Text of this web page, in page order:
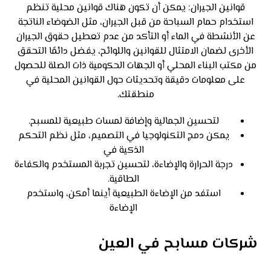
قوانين الجيران: يمكن أن تكون هناك قوانين محلية تنظم
استخدام حمام السباحة من قبل الجيران، مثل الضوضاء الناتجة
عن الأنشطة في الماء أو التأكد من عدم تعطيل حقوق الجيران
الأخرى لضمان الامتثال للقوانين واللوائح، يفضل دائمًا التحقق
من مكتب البناء المحلي أو الجهات الحكومية ذات الصلة للحصول
على معلومات دقيقة وتحديثات حول القوانين المحلية في
منطقتك.
لتحسين الجمالية وإضافة لمسات طبيعية للمسبح.
يمكن دمج التكنولوجيا في التصميم، مثل نظم التحكم
الذكية في
درجة الحرارة والإضاءة، لتحسين تجربة المستخدم والكفاءة
الطاقية.
استفد من الإضاءة الطبيعية أينما أمكن، واستخدم
الإضاءة
شركات مسابح في العين